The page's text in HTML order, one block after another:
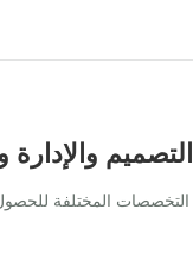
والإدارة
المختلفة للحصول